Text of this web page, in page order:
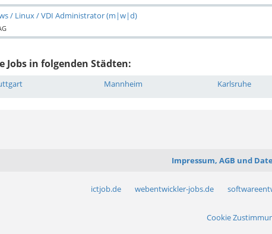
/ Linux / VDI Administrator (m|w|d)
Jobs in folgenden Städten:
Mannheim Karlsruhe
Impressum, AGB und
ictjob.de webentwickler-jobs.de
Cookie